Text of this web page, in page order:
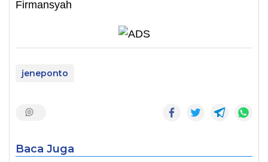
Firmansyah
jeneponto
Baca Juga